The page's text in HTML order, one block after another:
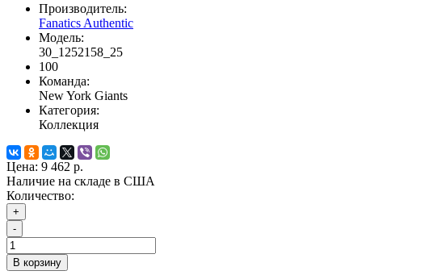
Производитель:
Fanatics Authentic
Модель:
30_1252158_25
100
Команда:
New York Giants
Категория:
Коллекция
Цена: 9 462 р.
Наличие на складе в США
Количество:
+
-
В корзину